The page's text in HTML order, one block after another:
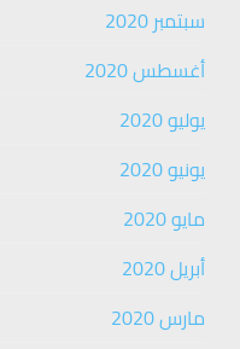
سبتمبر 2020
أغسطس 2020
يوليو 2020
يونيو 2020
مايو 2020
أبريل 2020
مارس 2020